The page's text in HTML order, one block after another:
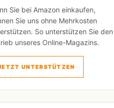
Sie bei Amazon einkaufen,
Sie uns ohne Mehrkosten
So unterstützen Sie den
unseres Online-Magazins.
UNTERSTÜTZEN